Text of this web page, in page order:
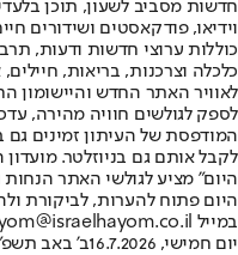
חדשות מסביב לשעון, תוכן
וידיאו, פודקאסטים ושידורים
כוללות ערוצי חדשות ודעות,
לאוויר האתר החדש והיישומון
לספק לגולשים חוויה מהירה,
המודפסת של העיתון זמינים
לקבל אותם גם בניוזלטר.
היום" מציע לגולשי האתר
היום פתוח להערות, לביקורת
במייל hayom@israelhayom.co.il.
יום חמישי, 16.7.2026
ב' באב